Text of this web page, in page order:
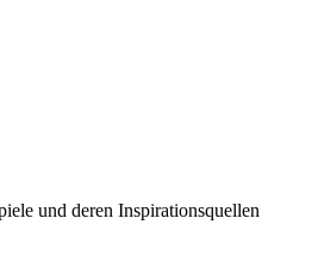
und deren Inspirationsquellen